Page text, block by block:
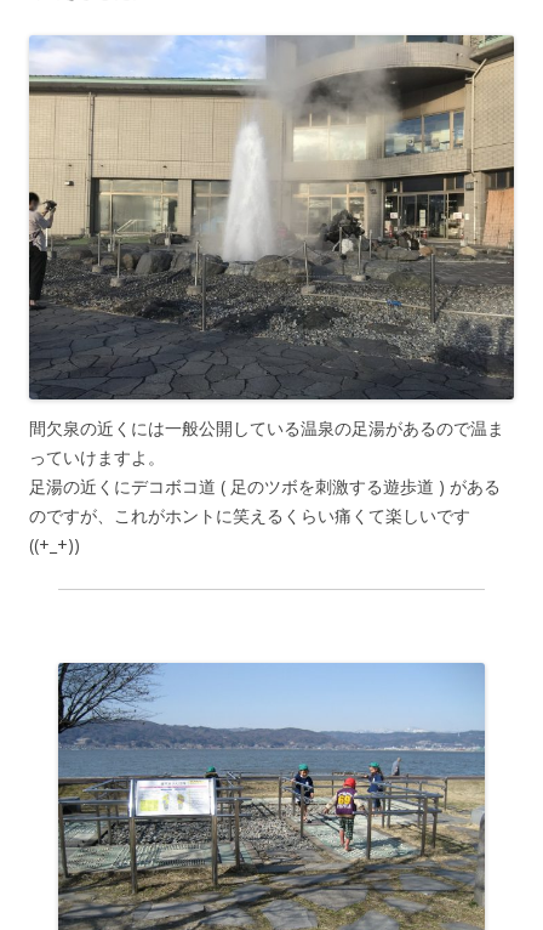
間欠泉の近くには一般公開している温泉の足湯があるので温ま
っていけますよ。
足湯の近くにデコボコ道 ( 足のツボを刺激する遊歩道 ) がある
のですが、これがホントに笑えるくらい痛くて楽しいです
((+_+))